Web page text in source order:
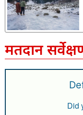
मतदान
Did